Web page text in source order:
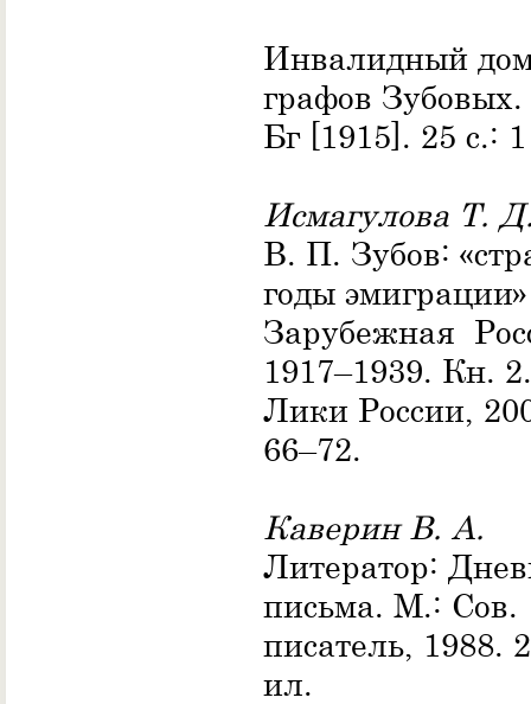
Инвалидный
графов
Бг [1915]. 25 с.:
Исмагулова Т.
В. П. Зубов:
годы
Зарубежная
1917–1939. Кн.
Лики России,
66–72.
Каверин В. А.
Литератор:
письма. М.: Сов.
писатель, 1988.
ил.